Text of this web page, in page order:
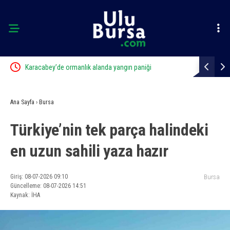
Karacabey’de ormanlık alanda yangın paniği Bursa’da
Ana Sayfa › Bursa
Türkiye’nin tek parça halindeki
en uzun sahili yaza hazır
Giriş: 08-07-2026 09:10
Güncelleme: 08-07-2026 14:51
Kaynak: İHA
Bursa